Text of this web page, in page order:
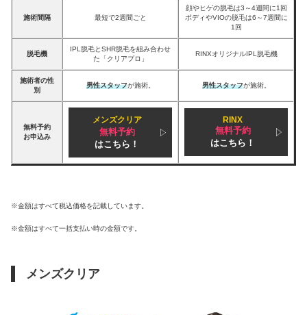
施術間隔 最短で2週間ごと
顔やヒゲの脱毛は3～4週間に1回
ボディやVIOの脱毛は6～7週間に
1回
脱毛機
IPL脱毛とSHR脱毛を組み合わせ
た「クリアプロ」
RINXオリジナルIPL脱毛機
施術者の性
別
男性スタッフが施術。 男性スタッフが施術。
無料予約
お申込み
メンズクリア
無料予約
はこちら！
RINX
無料予約
はこちら！
※金額はすべて税込価格を記載しています。
※金額はすべて一括支払い時の金額です。
メンズクリア